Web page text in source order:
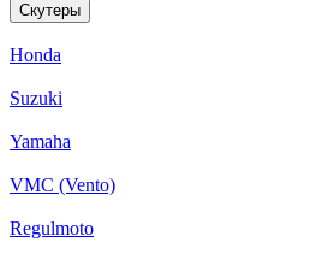
Скутеры
Honda
Suzuki
Yamaha
VMC (Vento)
Regulmoto